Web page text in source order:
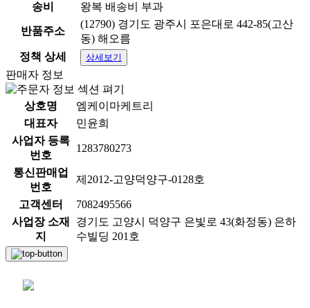
송비
왕복 배송비 부과
반품주소
(12790) 경기도 광주시 포은대로 442-85(고산
동) 해오름
정책 상세
상세보기
판매자 정보
상호명
엠케이마케트리
대표자
민윤희
사업자 등록
번호
1283780273
통신판매업
번호
제2012-고양덕양구-0128호
고객센터
7082495566
사업장 소재
지
경기도 고양시 덕양구 은빛로 43(화정동) 은하
수빌딩 201호